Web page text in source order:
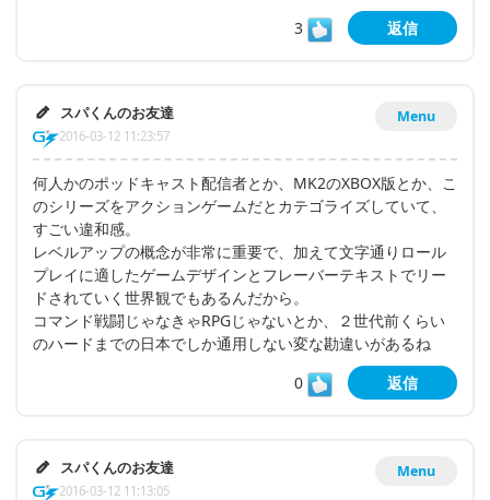
3
返信
Menu
スパくんのお友達
2016-03-12 11:23:57
何人かのポッドキャスト配信者とか、MK2のXBOX版とか、こ
のシリーズをアクションゲームだとカテゴライズしていて、
すごい違和感。
レベルアップの概念が非常に重要で、加えて文字通りロール
プレイに適したゲームデザインとフレーバーテキストでリー
ドされていく世界観でもあるんだから。
コマンド戦闘じゃなきゃRPGじゃないとか、２世代前くらい
のハードまでの日本でしか通用しない変な勘違いがあるね
0
返信
Menu
スパくんのお友達
2016-03-12 11:13:05